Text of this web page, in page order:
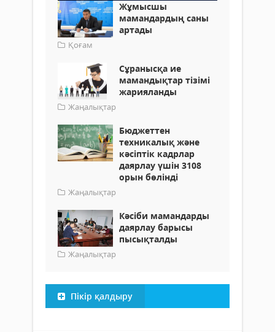
Жұмысшы
мамандардың саны
артады
Қоғам
Сұранысқа ие
мамандықтар тізімі
жарияланды
Жаңалықтар
Бюджеттен
техникалық және
кәсіптік кадрлар
даярлау үшін 3108
орын бөлінді
Жаңалықтар
Кәсіби мамандарды
даярлау барысы
пысықталды
Жаңалықтар
Пікір қалдыру